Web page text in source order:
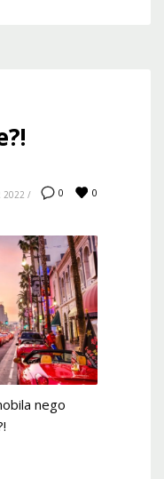
0 0
2022 /
nego